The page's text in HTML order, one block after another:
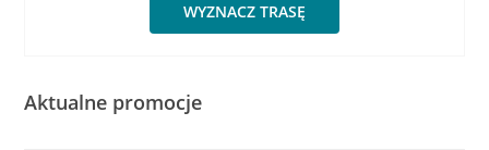
WYZNACZ TRASĘ
Aktualne promocje